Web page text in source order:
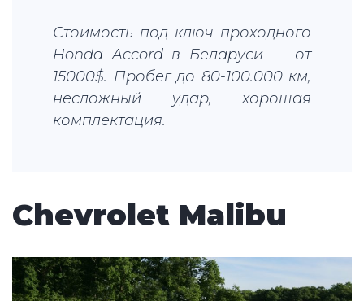
Стоимость под ключ проходного
Honda Accord в Беларуси — от
15000$. Пробег до 80-100.000 км,
несложный удар, хорошая
комплектация.
Chevrolet Malibu